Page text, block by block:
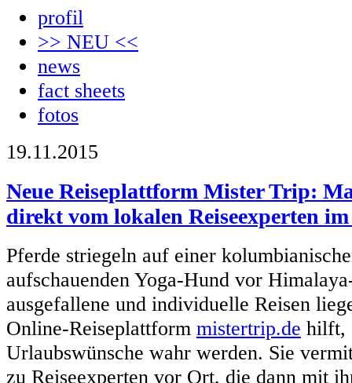
profil
>> NEU <<
news
fact sheets
fotos
19.11.2015
Neue Reiseplattform Mister Trip:
direkt vom lokalen Reiseexperten
Pferde striegeln auf einer
aufschauenden Yoga-Hund vor
ausgefallene und individuelle Reisen
Online-Reiseplattform mistertrip.de hilft,
Urlaubswünsche wahr werden. Sie
zu Reiseexperten vor Ort, die dann mit